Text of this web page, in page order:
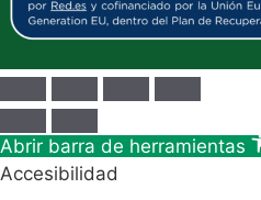
Abrir barra de herramientas
Accesibilidad